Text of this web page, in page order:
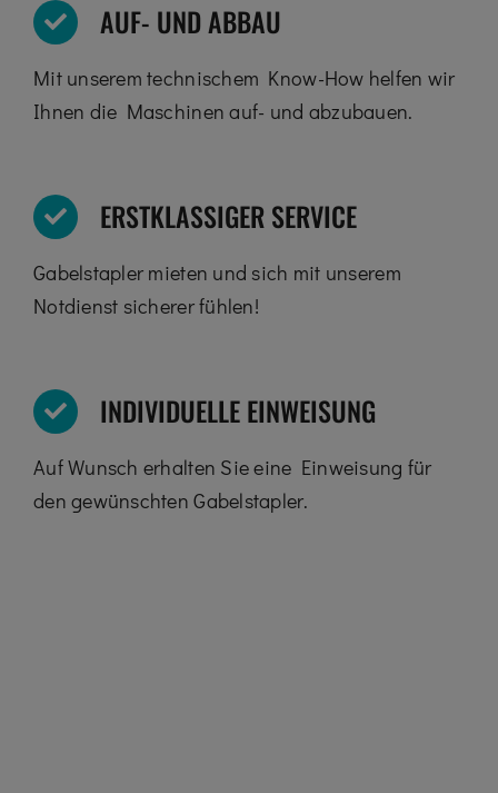
AUF- UND ABBAU
Mit unserem technischem Know-How helfen wir
Ihnen die Maschinen auf- und abzubauen.
ERSTKLASSIGER SERVICE
Gabelstapler mieten und sich mit unserem
Notdienst sicherer fühlen!
INDIVIDUELLE EINWEISUNG
Auf Wunsch erhalten Sie eine Einweisung für
den gewünschten Gabelstapler.